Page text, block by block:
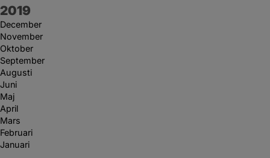
År:
2019
December
November
Oktober
September
Augusti
Juni
Maj
April
Mars
Februari
Januari